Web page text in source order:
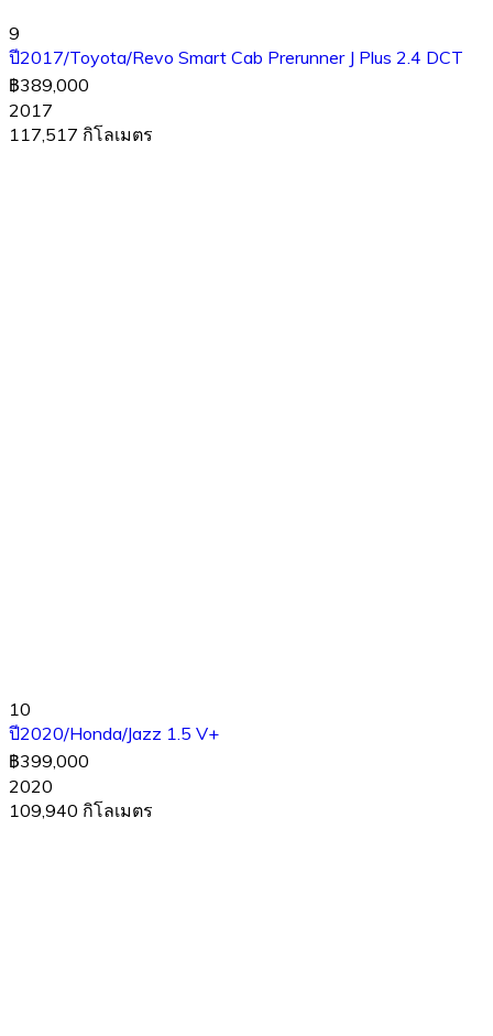
9
ปี2017/Toyota/Revo Smart Cab Prerunner J Plus 2.4 DCT
฿389,000
2017
117,517 กิโลเมตร
10
ปี2020/Honda/Jazz 1.5 V+
฿399,000
2020
109,940 กิโลเมตร